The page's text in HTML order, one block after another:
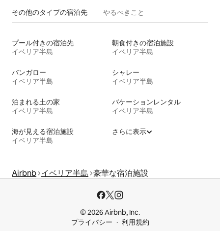
その他のタ⁠イ⁠プ⁠の宿⁠泊⁠先 やるべきこと
プール付きの宿泊先
イベリア半島
朝食付きの宿泊施設
イベリア半島
バンガロー
イベリア半島
シャレー
イベリア半島
泊まれる土の家
イベリア半島
バケーションレンタル
イベリア半島
海が見える宿泊施設
イベリア半島
さらに表示
Airbnb イベリア半島 豪華な宿泊施設
© 2026 Airbnb, Inc.
プライバシー
利用規約